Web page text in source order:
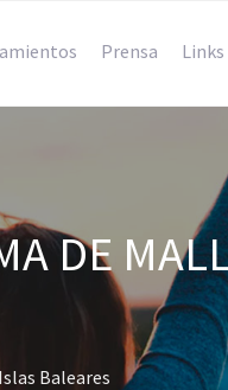
Prensa Links
DE
Baleares